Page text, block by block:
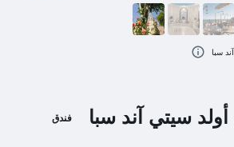
سيتي آند سبا فندق
سبا